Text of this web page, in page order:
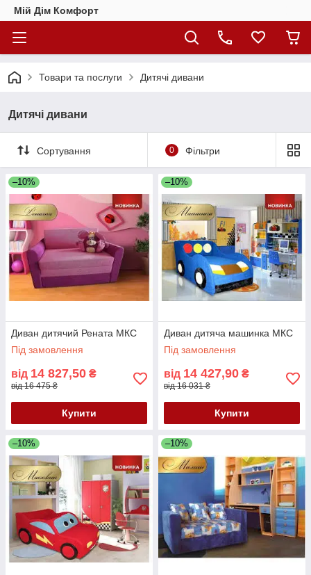
Мій Дім Комфорт
Товари та послуги Дитячі дивани
Дитячі дивани
Сортування 0 Фільтри
–10%
Диван дитячий Рената МКС
Під замовлення
від 14 827,50 ₴
від 16 475 ₴
Купити
–10%
Диван дитяча машинка МКС
Під замовлення
від 14 427,90 ₴
від 16 031 ₴
Купити
–10% –10%